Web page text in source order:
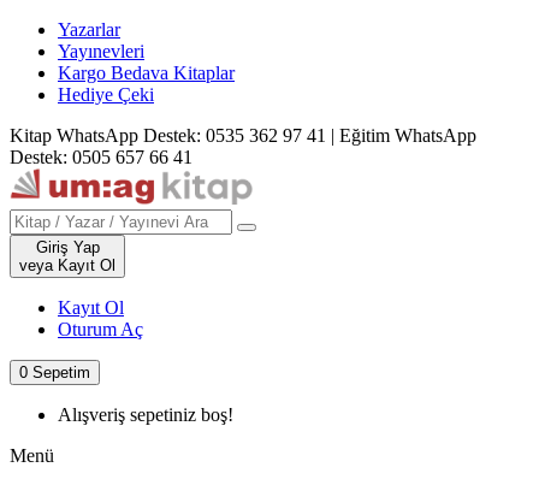
Yazarlar
Yayınevleri
Kargo Bedava Kitaplar
Hediye Çeki
Kitap WhatsApp Destek: 0535 362 97 41 | Eğitim WhatsApp
Destek: 0505 657 66 41
Giriş Yap
veya Kayıt Ol
Kayıt Ol
Oturum Aç
0 Sepetim
Alışveriş sepetiniz boş!
Menü